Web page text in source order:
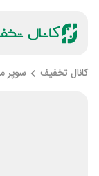
کانال تخفیف سوپر